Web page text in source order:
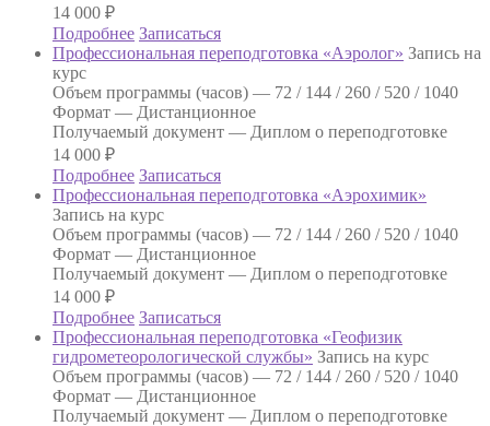
14 000 ₽
Подробнее Записаться
Профессиональная переподготовка «Аэролог» Запись на
курс
Объем программы (часов) — 72 / 144 / 260 / 520 / 1040
Формат — Дистанционное
Получаемый документ — Диплом о переподготовке
14 000 ₽
Подробнее Записаться
Профессиональная переподготовка «Аэрохимик»
Запись на курс
Объем программы (часов) — 72 / 144 / 260 / 520 / 1040
Формат — Дистанционное
Получаемый документ — Диплом о переподготовке
14 000 ₽
Подробнее Записаться
Профессиональная переподготовка «Геофизик
гидрометеорологической службы» Запись на курс
Объем программы (часов) — 72 / 144 / 260 / 520 / 1040
Формат — Дистанционное
Получаемый документ — Диплом о переподготовке